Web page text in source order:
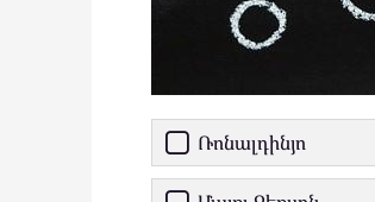
Ռոնալդինյո